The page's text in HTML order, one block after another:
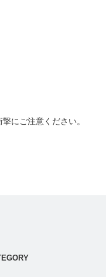
にご注意ください。